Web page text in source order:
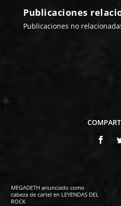
Publicaciones
Publicaciones no
MEGADETH anunciado como
cabeza de cartel en LEYENDAS DEL
ROCK